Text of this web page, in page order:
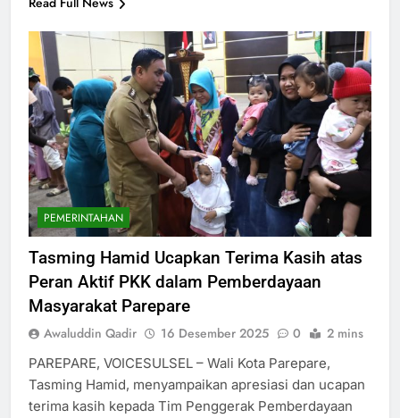
PEMERINTAHAN
Tasming Hamid Ucapkan Terima Kasih atas
Peran Aktif PKK dalam Pemberdayaan
Masyarakat Parepare
Awaluddin Qadir 16 Desember 2025 0 2 mins
PAREPARE, VOICESULSEL – Wali Kota Parepare,
Tasming Hamid, menyampaikan apresiasi dan ucapan
terima kasih kepada Tim Penggerak Pemberdayaan